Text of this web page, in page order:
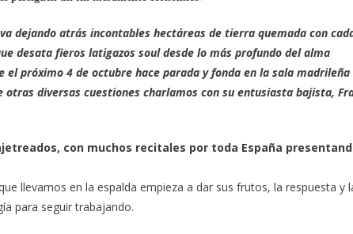
dejando atrás incontables hectáreas de tierra quemada con
desata fieros latigazos soul desde lo más profundo del alma
próximo 4 de octubre hace parada y fonda en la sala madrileña
otras diversas cuestiones charlamos con su entusiasta bajista,
con muchos recitales por toda España
llevamos en la espalda empieza a dar sus frutos, la respuesta y
para seguir trabajando.